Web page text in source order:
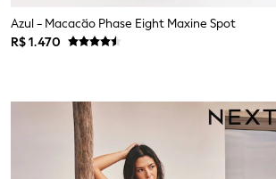
Azul - Macacão Phase Eight Maxine Spot
R$ 1.470